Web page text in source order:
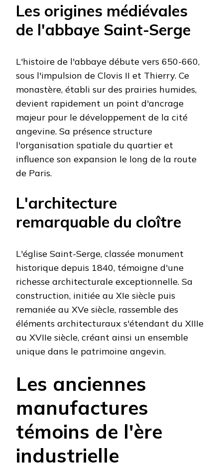
Les origines médiévales
de l'abbaye Saint-Serge
L'histoire de l'abbaye débute vers 650-660,
sous l'impulsion de Clovis II et Thierry. Ce
monastère, établi sur des prairies humides,
devient rapidement un point d'ancrage
majeur pour le développement de la cité
angevine. Sa présence structure
l'organisation spatiale du quartier et
influence son expansion le long de la route
de Paris.
L'architecture
remarquable du cloître
L'église Saint-Serge, classée monument
historique depuis 1840, témoigne d'une
richesse architecturale exceptionnelle. Sa
construction, initiée au XIe siècle puis
remaniée au XVe siècle, rassemble des
éléments architecturaux s'étendant du XIIIe
au XVIIe siècle, créant ainsi un ensemble
unique dans le patrimoine angevin.
Les anciennes
manufactures
témoins de l'ère
industrielle